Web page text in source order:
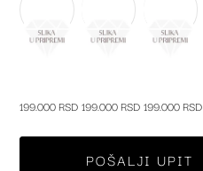
199.000 RSD 199.000 RSD 199.000 RSD
POŠALJI UPIT